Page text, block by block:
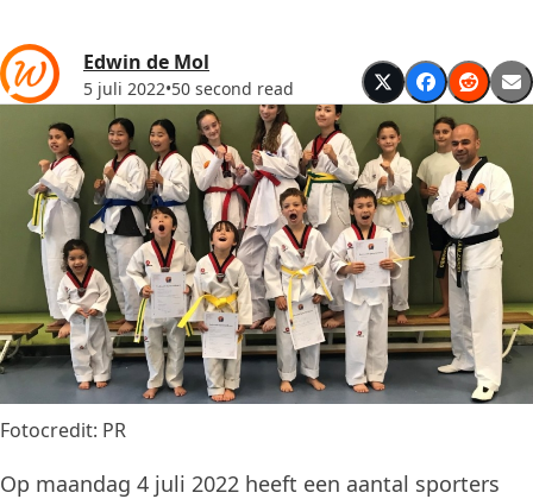
Edwin de Mol
5 juli 2022•50 second read
Fotocredit: PR
Op maandag 4 juli 2022 heeft een aantal sporters